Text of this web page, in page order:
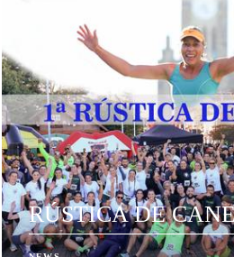
RÚSTICA DE